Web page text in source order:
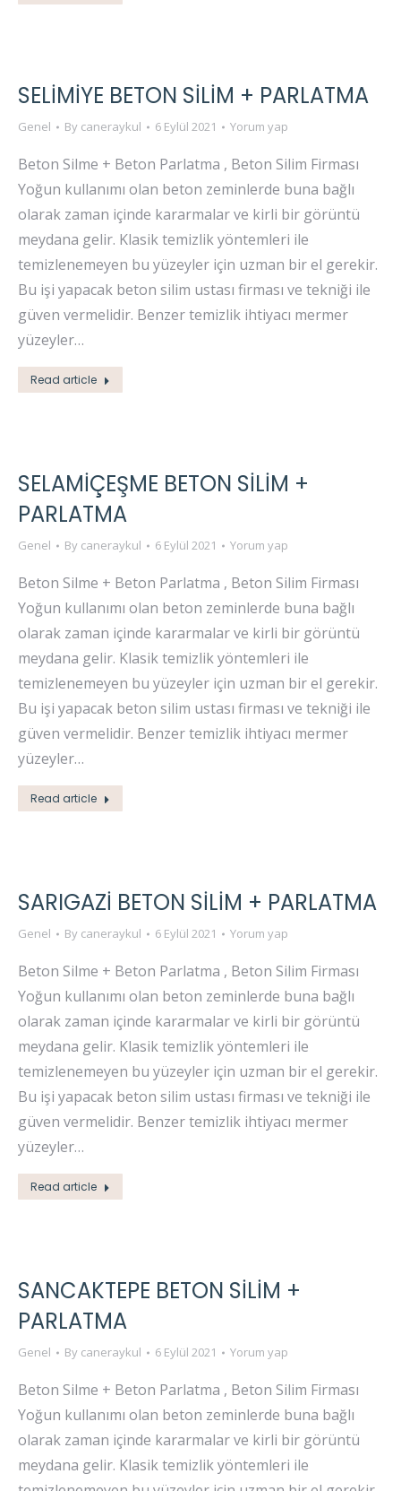
SELİMİYE BETON SİLİM + PARLATMA
Genel By caneraykul 6 Eylül 2021 Yorum yap
Beton Silme + Beton Parlatma , Beton Silim Firması
Yoğun kullanımı olan beton zeminlerde buna bağlı
olarak zaman içinde kararmalar ve kirli bir görüntü
meydana gelir. Klasik temizlik yöntemleri ile
temizlenemeyen bu yüzeyler için uzman bir el gerekir.
Bu işi yapacak beton silim ustası firması ve tekniği ile
güven vermelidir. Benzer temizlik ihtiyacı mermer
yüzeyler…
Read article
SELAMİÇEŞME BETON SİLİM +
PARLATMA
Genel By caneraykul 6 Eylül 2021 Yorum yap
Beton Silme + Beton Parlatma , Beton Silim Firması
Yoğun kullanımı olan beton zeminlerde buna bağlı
olarak zaman içinde kararmalar ve kirli bir görüntü
meydana gelir. Klasik temizlik yöntemleri ile
temizlenemeyen bu yüzeyler için uzman bir el gerekir.
Bu işi yapacak beton silim ustası firması ve tekniği ile
güven vermelidir. Benzer temizlik ihtiyacı mermer
yüzeyler…
Read article
SARIGAZİ BETON SİLİM + PARLATMA
Genel By caneraykul 6 Eylül 2021 Yorum yap
Beton Silme + Beton Parlatma , Beton Silim Firması
Yoğun kullanımı olan beton zeminlerde buna bağlı
olarak zaman içinde kararmalar ve kirli bir görüntü
meydana gelir. Klasik temizlik yöntemleri ile
temizlenemeyen bu yüzeyler için uzman bir el gerekir.
Bu işi yapacak beton silim ustası firması ve tekniği ile
güven vermelidir. Benzer temizlik ihtiyacı mermer
yüzeyler…
Read article
SANCAKTEPE BETON SİLİM +
PARLATMA
Genel By caneraykul 6 Eylül 2021 Yorum yap
Beton Silme + Beton Parlatma , Beton Silim Firması
Yoğun kullanımı olan beton zeminlerde buna bağlı
olarak zaman içinde kararmalar ve kirli bir görüntü
meydana gelir. Klasik temizlik yöntemleri ile